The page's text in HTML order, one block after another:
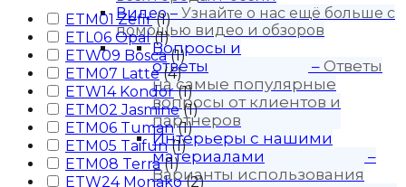
Видео– Узнайте о нас ещё больше с
помощью видео и обзоров
Вопросы и
ответы
– Ответы
на самые популярные
вопросы от клиентов и
партнеров
Интерьеры с нашими
материалами
–
Варианты использования
ETM01 Zefir (1)
ETL06 Opal (1)
ETW09 Bosca (1)
ETM07 Latte (4)
ETW14 Kondor (1)
ETM02 Jasmine (1)
ETM06 Tuman (1)
ETM05 Taifun (1)
ETM08 Terra (1)
ETW24 Monako (2)